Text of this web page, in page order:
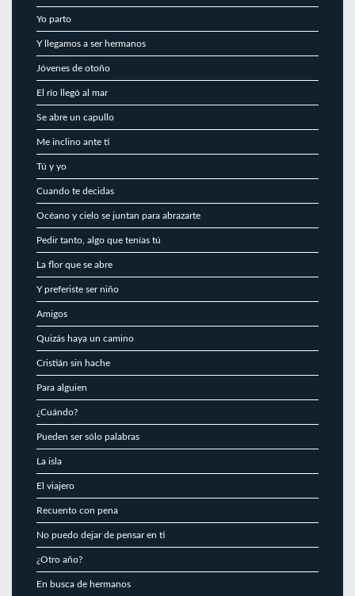
Yo parto
Y llegamos a ser hermanos
Jóvenes de otoño
El río llegó al mar
Se abre un capullo
Me inclino ante ti
Tú y yo
Cuando te decidas
Océano y cielo se juntan para abrazarte
Pedir tanto, algo que tenías tú
La flor que se abre
Y preferiste ser niño
Amigos
Quizás haya un camino
Cristián sin hache
Para alguien
¿Cuándo?
Pueden ser sólo palabras
La isla
El viajero
Recuento con pena
No puedo dejar de pensar en ti
¿Otro año?
En busca de hermanos